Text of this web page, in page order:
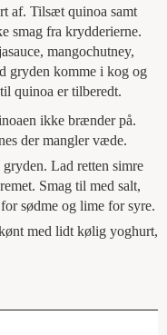
af. Tilsæt quinoa samt
smag fra krydderierne.
mangochutney,
gryden komme i kog og
quinoa er tilberedt.
ikke brænder på.
der mangler væde.
Lad retten simre
Smag til med salt,
sødme og lime for syre.
med lidt kølig yoghurt,